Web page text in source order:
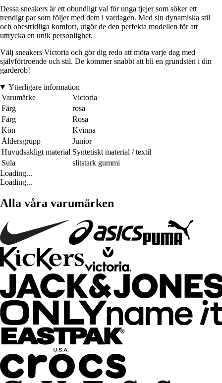
Dessa sneakers är ett obundligt val för unga tjejer som söker ett
trendigt par som följer med dem i vardagen. Med sin dynamiska stil
och obestridliga komfort, utgör de den perfekta modellen för att
uttrycka en unik personlighet.
Välj sneakers Victoria och gör dig redo att möta varje dag med
självförtroende och stil. De kommer snabbt att bli en grundsten i din
garderob!
Ytterligare information
Varumärke
Victoria
Färg
rosa
Färg
Rosa
Kön
Kvinna
Åldersgrupp
Junior
Huvudsakligt material Syntetiskt material / textil
Sula
slitstark gummi
Loading...
Loading...
Alla våra varumärken